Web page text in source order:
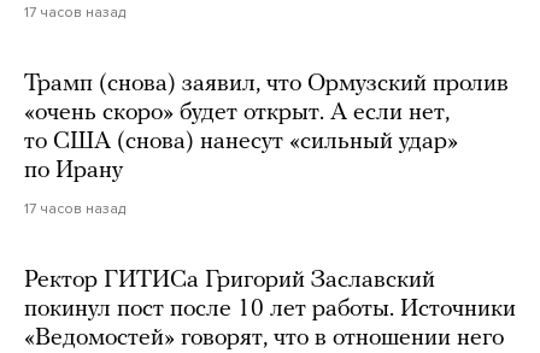
17 часов назад
Трамп (снова) заявил, что Ормузский пролив
«очень скоро» будет открыт. А если нет,
то США (снова) нанесут «сильный удар»
по Ирану
17 часов назад
Ректор ГИТИСа Григорий Заславский
покинул пост после 10 лет работы. Источники
«Ведомостей» говорят, что в отношении него